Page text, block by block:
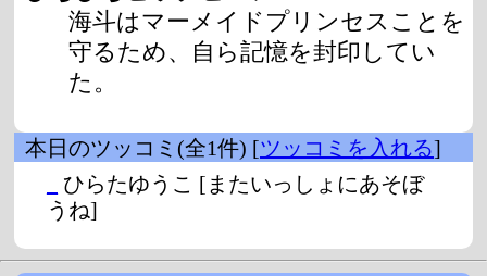
海斗はマーメイドプリンセスことを
守るため、自ら記憶を封印してい
た。
本日のツッコミ(全1件) [ツッコミを入れる]
ひらたゆうこ [またいっしょにあそぼ
うね]